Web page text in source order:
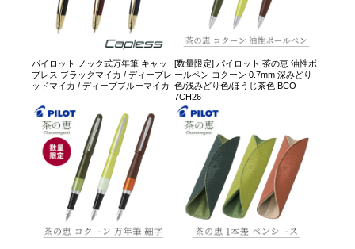
パイロット ノック式万年筆 キャッ
プレス ブラックマイカ / ディープレ
ッドマイカ / ディープブルーマイカ
[数量限定] パイロット 茶の恵 油性ボ
ールペン コクーン 0.7mm 深みどり
色/浅みどり色/ほうじ茶色 BCO-
7CH26